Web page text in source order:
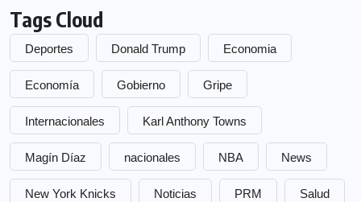
Tags Cloud
Deportes Donald Trump Economia
Economía Gobierno Gripe
Internacionales Karl Anthony Towns
Magín Díaz nacionales NBA News
New York Knicks Noticias PRM Salud